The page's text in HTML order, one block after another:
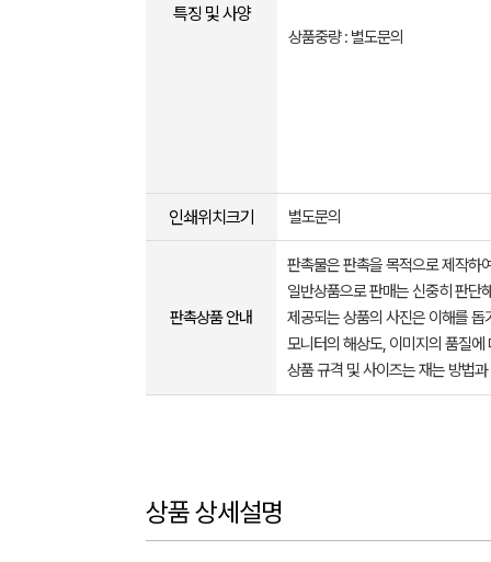
특징 및 사양
상품중량 : 별도문의
인쇄위치크기 별도문의
판촉상품 안내
판촉물은 판촉을 목적으로 제작하
일반상품으로 판매는 신중히 판단
제공되는 상품의 사진은 이해를
모니터의 해상도, 이미지의 품질
상품 규격 및 사이즈는 재는 방법
상품 상세설명